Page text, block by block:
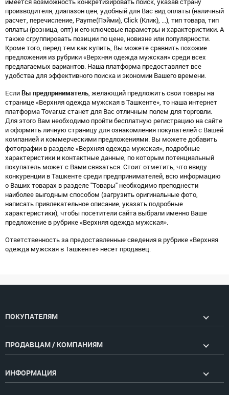
имеется возможность конкретизировать поиск, указав страну
производителя, диапазон цен, удобный для Вас вид оплаты (наличный
расчет, перечисление, Payme(Пэйми), Click (Клик), ...), тип товара, тип
оплаты (розница, опт) и его ключевые параметры и характеристики. А
также сгруппировать позиции по цене, новизне или популярности.
Кроме того, перед тем как купить, Вы можете сравнить похожие
предложения из рубрики «Верхняя одежда мужская» среди всех
предлагаемых вариантов. Наша платформа предоставляет все
удобства для эффективного поиска и экономии Вашего времени.
Если Вы предприниматель, желающий предложить свои товары на
странице «Верхняя одежда мужская в Ташкенте», то наша интернет
платформа Tovar.uz станет для Вас отличным полем для торговли.
Для этого Вам необходимо пройти бесплатную регистрацию на сайте
и оформить личную страницу для ознакомления покупателей с Вашей
компанией и коммерческими предложениями. Вы можете добавить
фотографии в разделе «Верхняя одежда мужская», подробные
характеристики и контактные данные, по которым потенциальный
покупатель может с Вами связаться. Стоит отметить, что ввиду
конкуренции в Ташкенте среди предпринимателей, всю информацию
о Ваших товарах в разделе "Товары" необходимо преподнести
наиболее выгодным способом (загрузить оригинальные фото,
написать привлекательное описание, указать подробные
характеристики), чтобы посетители сайта выбрали именно Ваше
предложение в рубрике «Верхняя одежда мужская».
Ответственность за предоставленные сведения в рубрике «Верхняя
одежда мужская в Ташкенте» несет продавец.
ПОКУПАТЕЛЯМ
ПРОДАВЦАМ / КОМПАНИЯМ
ИНФОРМАЦИЯ